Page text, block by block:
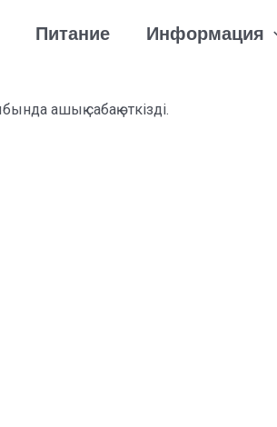
Питание Информация
ашық сабақ өткізді.